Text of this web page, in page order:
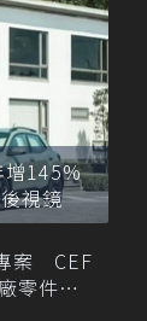
增145%
視鏡
案 CEF
零件最